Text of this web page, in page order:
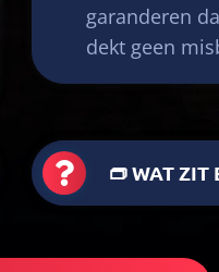
garanderen
dekt geen
👝 WAT ZIT